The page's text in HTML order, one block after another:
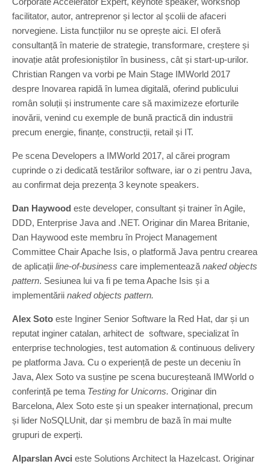
facilitator, autor, antreprenor și lector al școlii de afaceri
norvegiene. Lista funcțiilor nu se oprește aici. El oferă
consultanță în materie de strategie, transformare, creștere și
inovație atât profesioniștilor în business, cât și start-up-urilor.
Christian Rangen va vorbi pe Main Stage IMWorld 2017
despre Inovarea rapidă în lumea digitală, oferind publicului
român soluții și instrumente care să maximizeze eforturile
inovării, venind cu exemple de bună practică din industrii
precum energie, finanțe, construcții, retail și IT.
Pe scena Developers a IMWorld 2017, al cărei program
cuprinde o zi dedicată testărilor software, iar o zi pentru Java,
au confirmat deja prezența 3 keynote speakers.
Dan Haywood este developer, consultant și trainer în Agile,
DDD, Enterprise Java and .NET. Originar din Marea Britanie,
Dan Haywood este membru în Project Management
Committee Chair Apache Isis, o platformă Java pentru crearea
de aplicații line-of-business care implementează naked objects
pattern. Sesiunea lui va fi pe tema Apache Isis și a
implementării naked objects pattern.
Alex Soto este Inginer Senior Software la Red Hat, dar și un
reputat inginer catalan, arhitect de software, specializat în
enterprise technologies, test automation & continuous delivery
pe platforma Java. Cu o experiență de peste un deceniu în
Java, Alex Soto va susține pe scena bucureșteană IMWorld o
conferință pe tema Testing for Unicorns. Originar din
Barcelona, Alex Soto este și un speaker internațional, precum
și lider NoSQLUnit, dar și membru de bază în mai multe
grupuri de experți.
Alparslan Avci este Solutions Architect la Hazelcast. Originar